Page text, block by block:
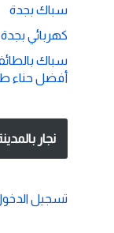
سباك بجدة
كهربائي بجدة
سباك
أفضل حناء
نجار
تسجيل